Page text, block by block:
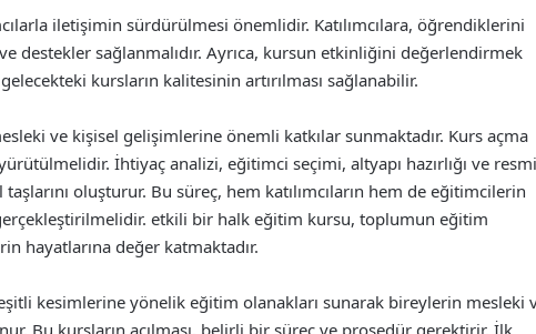
iletişimin sürdürülmesi önemlidir. Katılımcılara, öğrendiklerini
destekler sağlanmalıdır. Ayrıca, kursun etkinliğini değerlendirmek
kursların kalitesinin artırılması sağlanabilir.
ve kişisel gelişimlerine önemli katkılar sunmaktadır. Kurs açma
İhtiyaç analizi, eğitimci seçimi, altyapı hazırlığı ve resmi
oluşturur. Bu süreç, hem katılımcıların hem de eğitimcilerin
etkili bir halk eğitim kursu, toplumun eğitim
hayatlarına değer katmaktadır.
kesimlerine yönelik eğitim olanakları sunarak bireylerin mesleki
Bu kursların açılması, belirli bir süreç ve prosedür gerektirir. İlk